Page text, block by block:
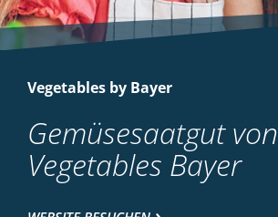
Vegetables by Bayer
Gemüsesaatgut von
Vegetables Bayer